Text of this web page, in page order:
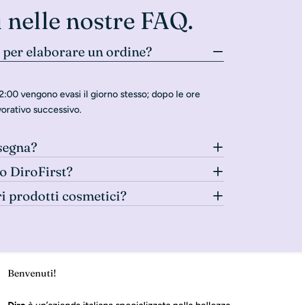
nostre FAQ.
elaborare un ordine?
vengono evasi il giorno stesso; dopo le ore
successivo.
DiroFirst?
prodotti cosmetici?
Benvenuti!